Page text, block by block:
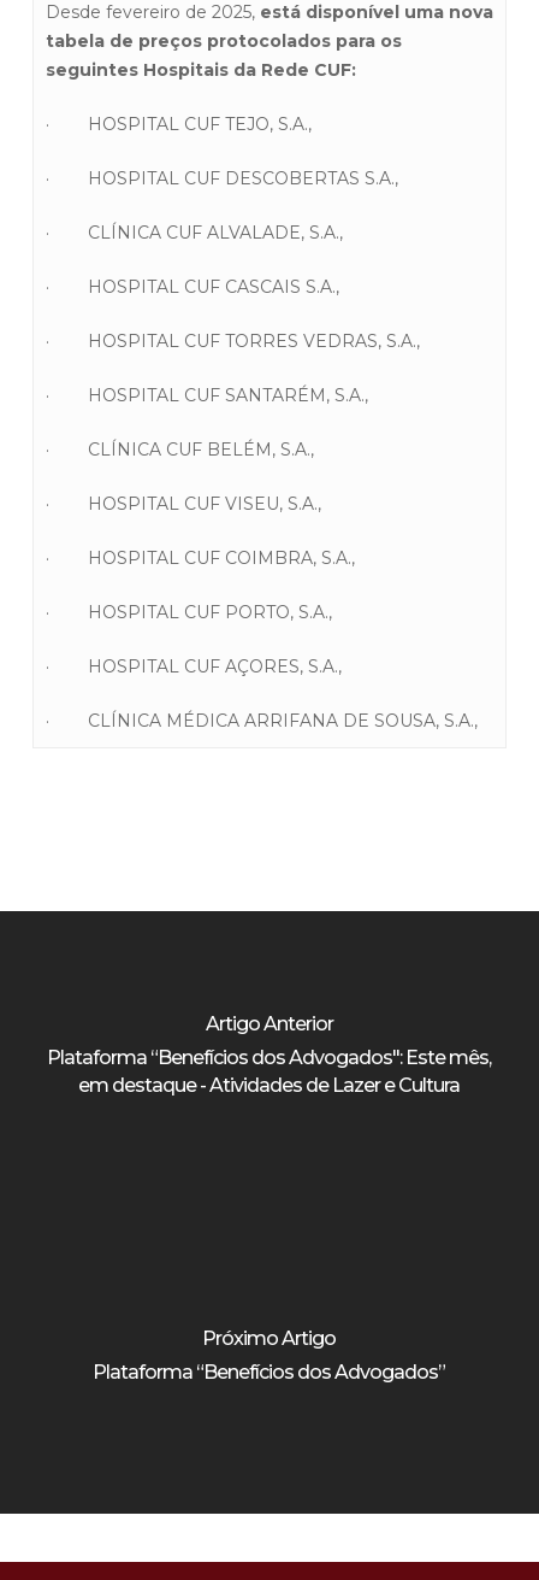
Desde fevereiro de 2025, está disponível uma nova
tabela de preços protocolados para os
seguintes Hospitais da Rede CUF:
· HOSPITAL CUF TEJO, S.A.,
· HOSPITAL CUF DESCOBERTAS S.A.,
· CLÍNICA CUF ALVALADE, S.A.,
· HOSPITAL CUF CASCAIS S.A.,
· HOSPITAL CUF TORRES VEDRAS, S.A.,
· HOSPITAL CUF SANTARÉM, S.A.,
· CLÍNICA CUF BELÉM, S.A.,
· HOSPITAL CUF VISEU, S.A.,
· HOSPITAL CUF COIMBRA, S.A.,
· HOSPITAL CUF PORTO, S.A.,
· HOSPITAL CUF AÇORES, S.A.,
· CLÍNICA MÉDICA ARRIFANA DE SOUSA, S.A.,
Artigo Anterior
Plataforma “Benefícios dos Advogados": Este mês,
em destaque - Atividades de Lazer e Cultura
Próximo Artigo
Plataforma “Benefícios dos Advogados”